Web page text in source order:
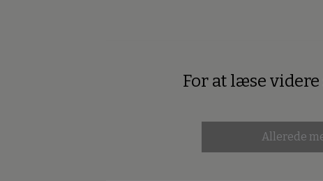
PremiumFor at læse
Allerede